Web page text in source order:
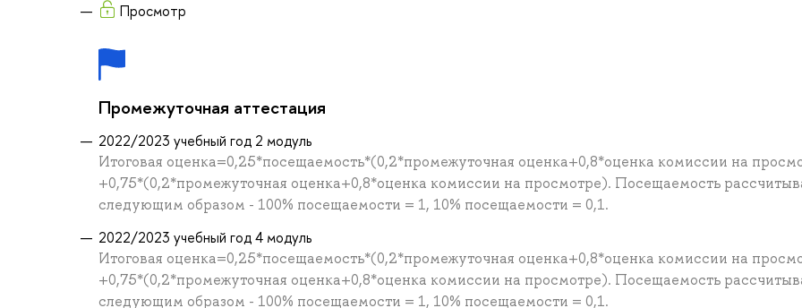
Просмотр
Промежуточная аттестация
2022/2023 учебный год 2 модуль
Итоговая оценка=0,25*посещаемость*(0,2*промежуточная оценка+0,8*оценка комиссии на
+0,75*(0,2*промежуточная оценка+0,8*оценка комиссии на просмотре). Посещаемость
следующим образом - 100% посещаемости = 1, 10% посещаемости = 0,1.
2022/2023 учебный год 4 модуль
Итоговая оценка=0,25*посещаемость*(0,2*промежуточная оценка+0,8*оценка комиссии на
+0,75*(0,2*промежуточная оценка+0,8*оценка комиссии на просмотре). Посещаемость
следующим образом - 100% посещаемости = 1, 10% посещаемости = 0,1.